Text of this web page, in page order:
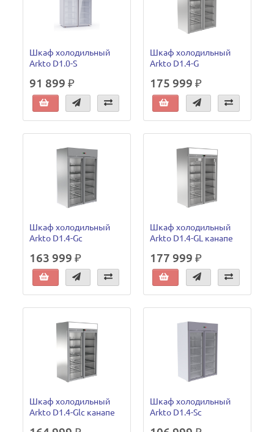
Шкаф холодильный
Arkto D1.0-S
91 899 ₽
Шкаф холодильный
Arkto D1.4-G
175 999 ₽
Шкаф холодильный
Arkto D1.4-Gc
163 999 ₽
Шкаф холодильный
Arkto D1.4-GL канапе
177 999 ₽
Шкаф холодильный
Arkto D1.4-Glc канапе
Шкаф холодильный
Arkto D1.4-Sc